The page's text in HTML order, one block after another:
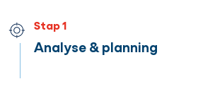
Stap 1
Analyse & planning